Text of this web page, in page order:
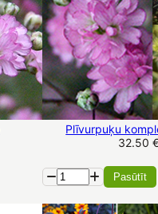
Plīvurpuķu
32.50
Pasūtīt